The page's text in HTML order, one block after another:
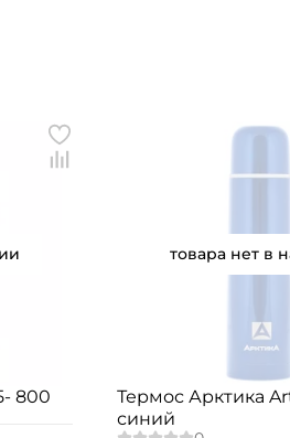
800
товара нет в
Термос Арктика
синий